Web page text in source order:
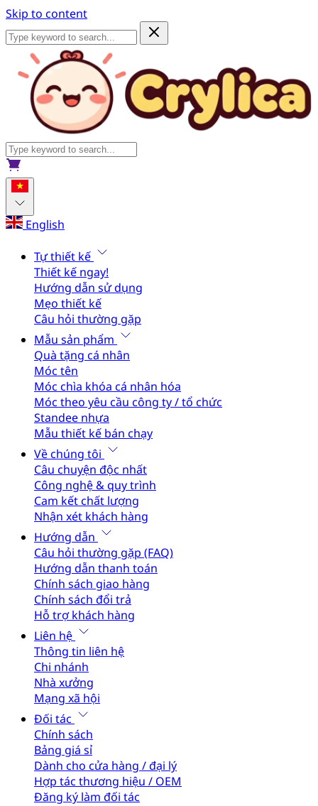
Skip to content
English
Tự thiết kế
Thiết kế ngay!
Hướng dẫn sử dụng
Mẹo thiết kế
Câu hỏi thường gặp
Mẫu sản phẩm
Quà tặng cá nhân
Móc tên
Móc chìa khóa cá nhân hóa
Móc theo yêu cầu công ty / tổ chức
Standee nhựa
Mẫu thiết kế bán chạy
Về chúng tôi
Câu chuyện độc nhất
Công nghệ & quy trình
Cam kết chất lượng
Nhận xét khách hàng
Hướng dẫn
Câu hỏi thường gặp (FAQ)
Hướng dẫn thanh toán
Chính sách giao hàng
Chính sách đổi trả
Hỗ trợ khách hàng
Liên hệ
Thông tin liên hệ
Chi nhánh
Nhà xưởng
Mạng xã hội
Đối tác
Chính sách
Bảng giá sỉ
Dành cho cửa hàng / đại lý
Hợp tác thương hiệu / OEM
Đăng ký làm đối tác